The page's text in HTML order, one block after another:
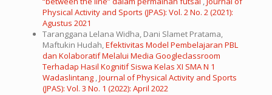
Physical Activity and Sports (JPAS): Vol. 2 No. 2 (2021):
Agustus 2021
Taranggana Lelana Widha, Dani Slamet Pratama,
Maftukin Hudah,Efektivitas Model Pembelajaran PBL
dan Kolaboratif Melalui Media Googleclassroom
Terhadap Hasil Kognitif Siswa Kelas XI SMA N 1
Wadaslintang ,Journal of Physical Activity and Sports
(JPAS): Vol. 3 No. 1 (2022): April 2022